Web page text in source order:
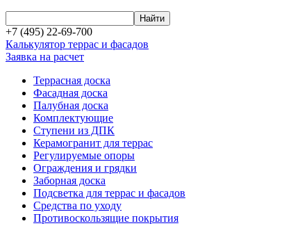
+7 (495) 22-69-700
Калькулятор террас и фасадов
Заявка на расчет
Террасная доска
Фасадная доска
Палубная доска
Комплектующие
Ступени из ДПК
Керамогранит для террас
Регулируемые опоры
Ограждения и грядки
Заборная доска
Подсветка для террас и фасадов
Средства по уходу
Противоскользящие покрытия